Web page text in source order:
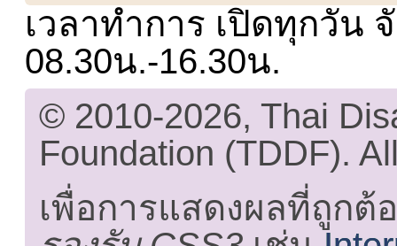
เวลาทำการ เปิดทุกวัน
08.30น.-16.30น.
© 2010-2026, Thai
Foundation (TDDF).
เพื่อการแสดงผลที่ถูกต้